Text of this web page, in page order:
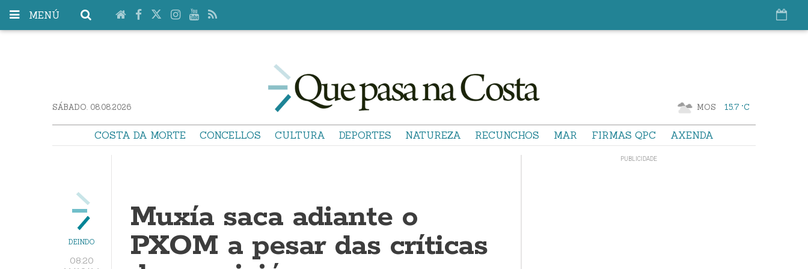
MENÚ
SÁBADO. 08.08.2026 MOS 15.7 °C
COSTA DA MORTE CONCELLOS CULTURA DEPORTES NATUREZA RECUNCHOS MAR FIRMAS QPC AXENDA
DEINDO
08:20
Muxía saca adiante o
PXOM a pesar das críticas